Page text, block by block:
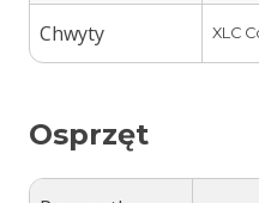
Chwyty XLC
Osprzęt